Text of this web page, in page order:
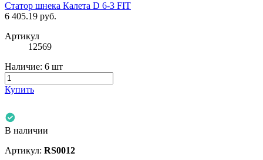
Статор шнека Калета D 6-3 FIT
6 405.19 руб.
Артикул
12569
Наличие: 6 шт
Купить
В наличии
Артикул: RS0012